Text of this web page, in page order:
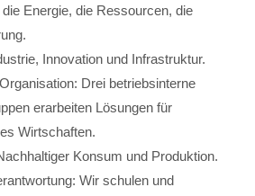
Energie, die Ressourcen, die
Innovation und Infrastruktur.
Drei betriebsinterne
erarbeiten Lösungen für
Wirtschaften.
Konsum und Produktion.
Wir schulen und